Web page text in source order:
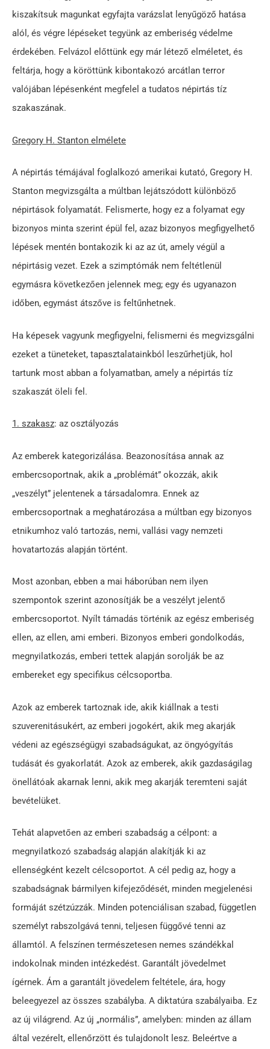
kiszakítsuk magunkat egyfajta varázslat lenyűgöző hatása
alól, és végre lépéseket tegyünk az emberiség védelme
érdekében. Felvázol előttünk egy már létező elméletet, és
feltárja, hogy a köröttünk kibontakozó arcátlan terror
valójában lépésenként megfelel a tudatos népirtás tíz
szakaszának.
Gregory H. Stanton elmélete
A népirtás témájával foglalkozó amerikai kutató, Gregory H.
Stanton megvizsgálta a múltban lejátszódott különböző
népirtások folyamatát. Felismerte, hogy ez a folyamat egy
bizonyos minta szerint épül fel, azaz bizonyos megfigyelhető
lépések mentén bontakozik ki az az út, amely végül a
népirtásig vezet. Ezek a szimptómák nem feltétlenül
egymásra következően jelennek meg; egy és ugyanazon
időben, egymást átszőve is feltűnhetnek.
Ha képesek vagyunk megfigyelni, felismerni és megvizsgálni
ezeket a tüneteket, tapasztalatainkból leszűrhetjük, hol
tartunk most abban a folyamatban, amely a népirtás tíz
szakaszát öleli fel.
1. szakasz: az osztályozás
Az emberek kategorizálása. Beazonosítása annak az
embercsoportnak, akik a „problémát” okozzák, akik
„veszélyt” jelentenek a társadalomra. Ennek az
embercsoportnak a meghatározása a múltban egy bizonyos
etnikumhoz való tartozás, nemi, vallási vagy nemzeti
hovatartozás alapján történt.
Most azonban, ebben a mai háborúban nem ilyen
szempontok szerint azonosítják be a veszélyt jelentő
embercsoportot. Nyílt támadás történik az egész emberiség
ellen, az ellen, ami emberi. Bizonyos emberi gondolkodás,
megnyilatkozás, emberi tettek alapján sorolják be az
embereket egy specifikus célcsoportba.
Azok az emberek tartoznak ide, akik kiállnak a testi
szuverenitásukért, az emberi jogokért, akik meg akarják
védeni az egészségügyi szabadságukat, az öngyógyítás
tudását és gyakorlatát. Azok az emberek, akik gazdaságilag
önellátóak akarnak lenni, akik meg akarják teremteni saját
bevételüket.
Tehát alapvetően az emberi szabadság a célpont: a
megnyilatkozó szabadság alapján alakítják ki az
ellenségként kezelt célcsoportot. A cél pedig az, hogy a
szabadságnak bármilyen kifejeződését, minden megjelenési
formáját szétzúzzák. Minden potenciálisan szabad, független
személyt rabszolgává tenni, teljesen függővé tenni az
államtól. A felszínen természetesen nemes szándékkal
indokolnak minden intézkedést. Garantált jövedelmet
ígérnek. Ám a garantált jövedelem feltétele, ára, hogy
beleegyezel az összes szabályba. A diktatúra szabályaiba. Ez
az új világrend. Az új „normális”, amelyben: minden az állam
által vezérelt, ellenőrzött és tulajdonolt lesz. Beleértve a